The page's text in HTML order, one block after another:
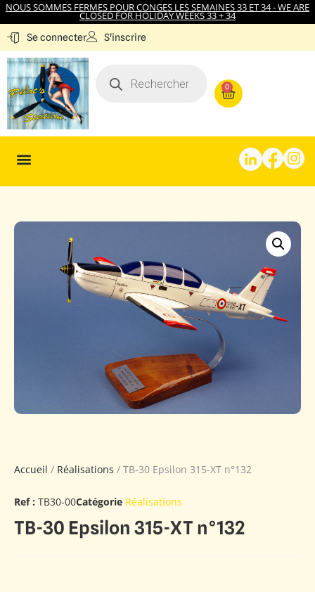
NOUS SOMMES FERMES POUR CONGES LES SEMAINES 33 ET 34 - WE ARE
CLOSED FOR HOLIDAY WEEKS 33 + 34
Se connecter S'inscrire
0
Accueil / Réalisations / TB-30 Epsilon 315-XT n°132
Ref : TB30-00Catégorie Réalisations
TB-30 Epsilon 315-XT n°132